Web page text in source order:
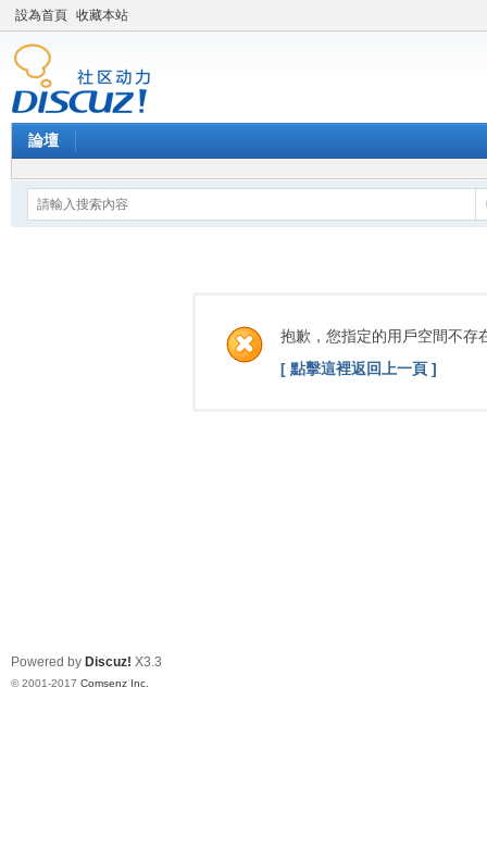
設為首頁 收藏本站
論壇
抱歉，您指定的用戶空間不存
[ 點擊這裡返回上一頁 ]
Powered by Discuz! X3.3
© 2001-2017 Comsenz Inc.